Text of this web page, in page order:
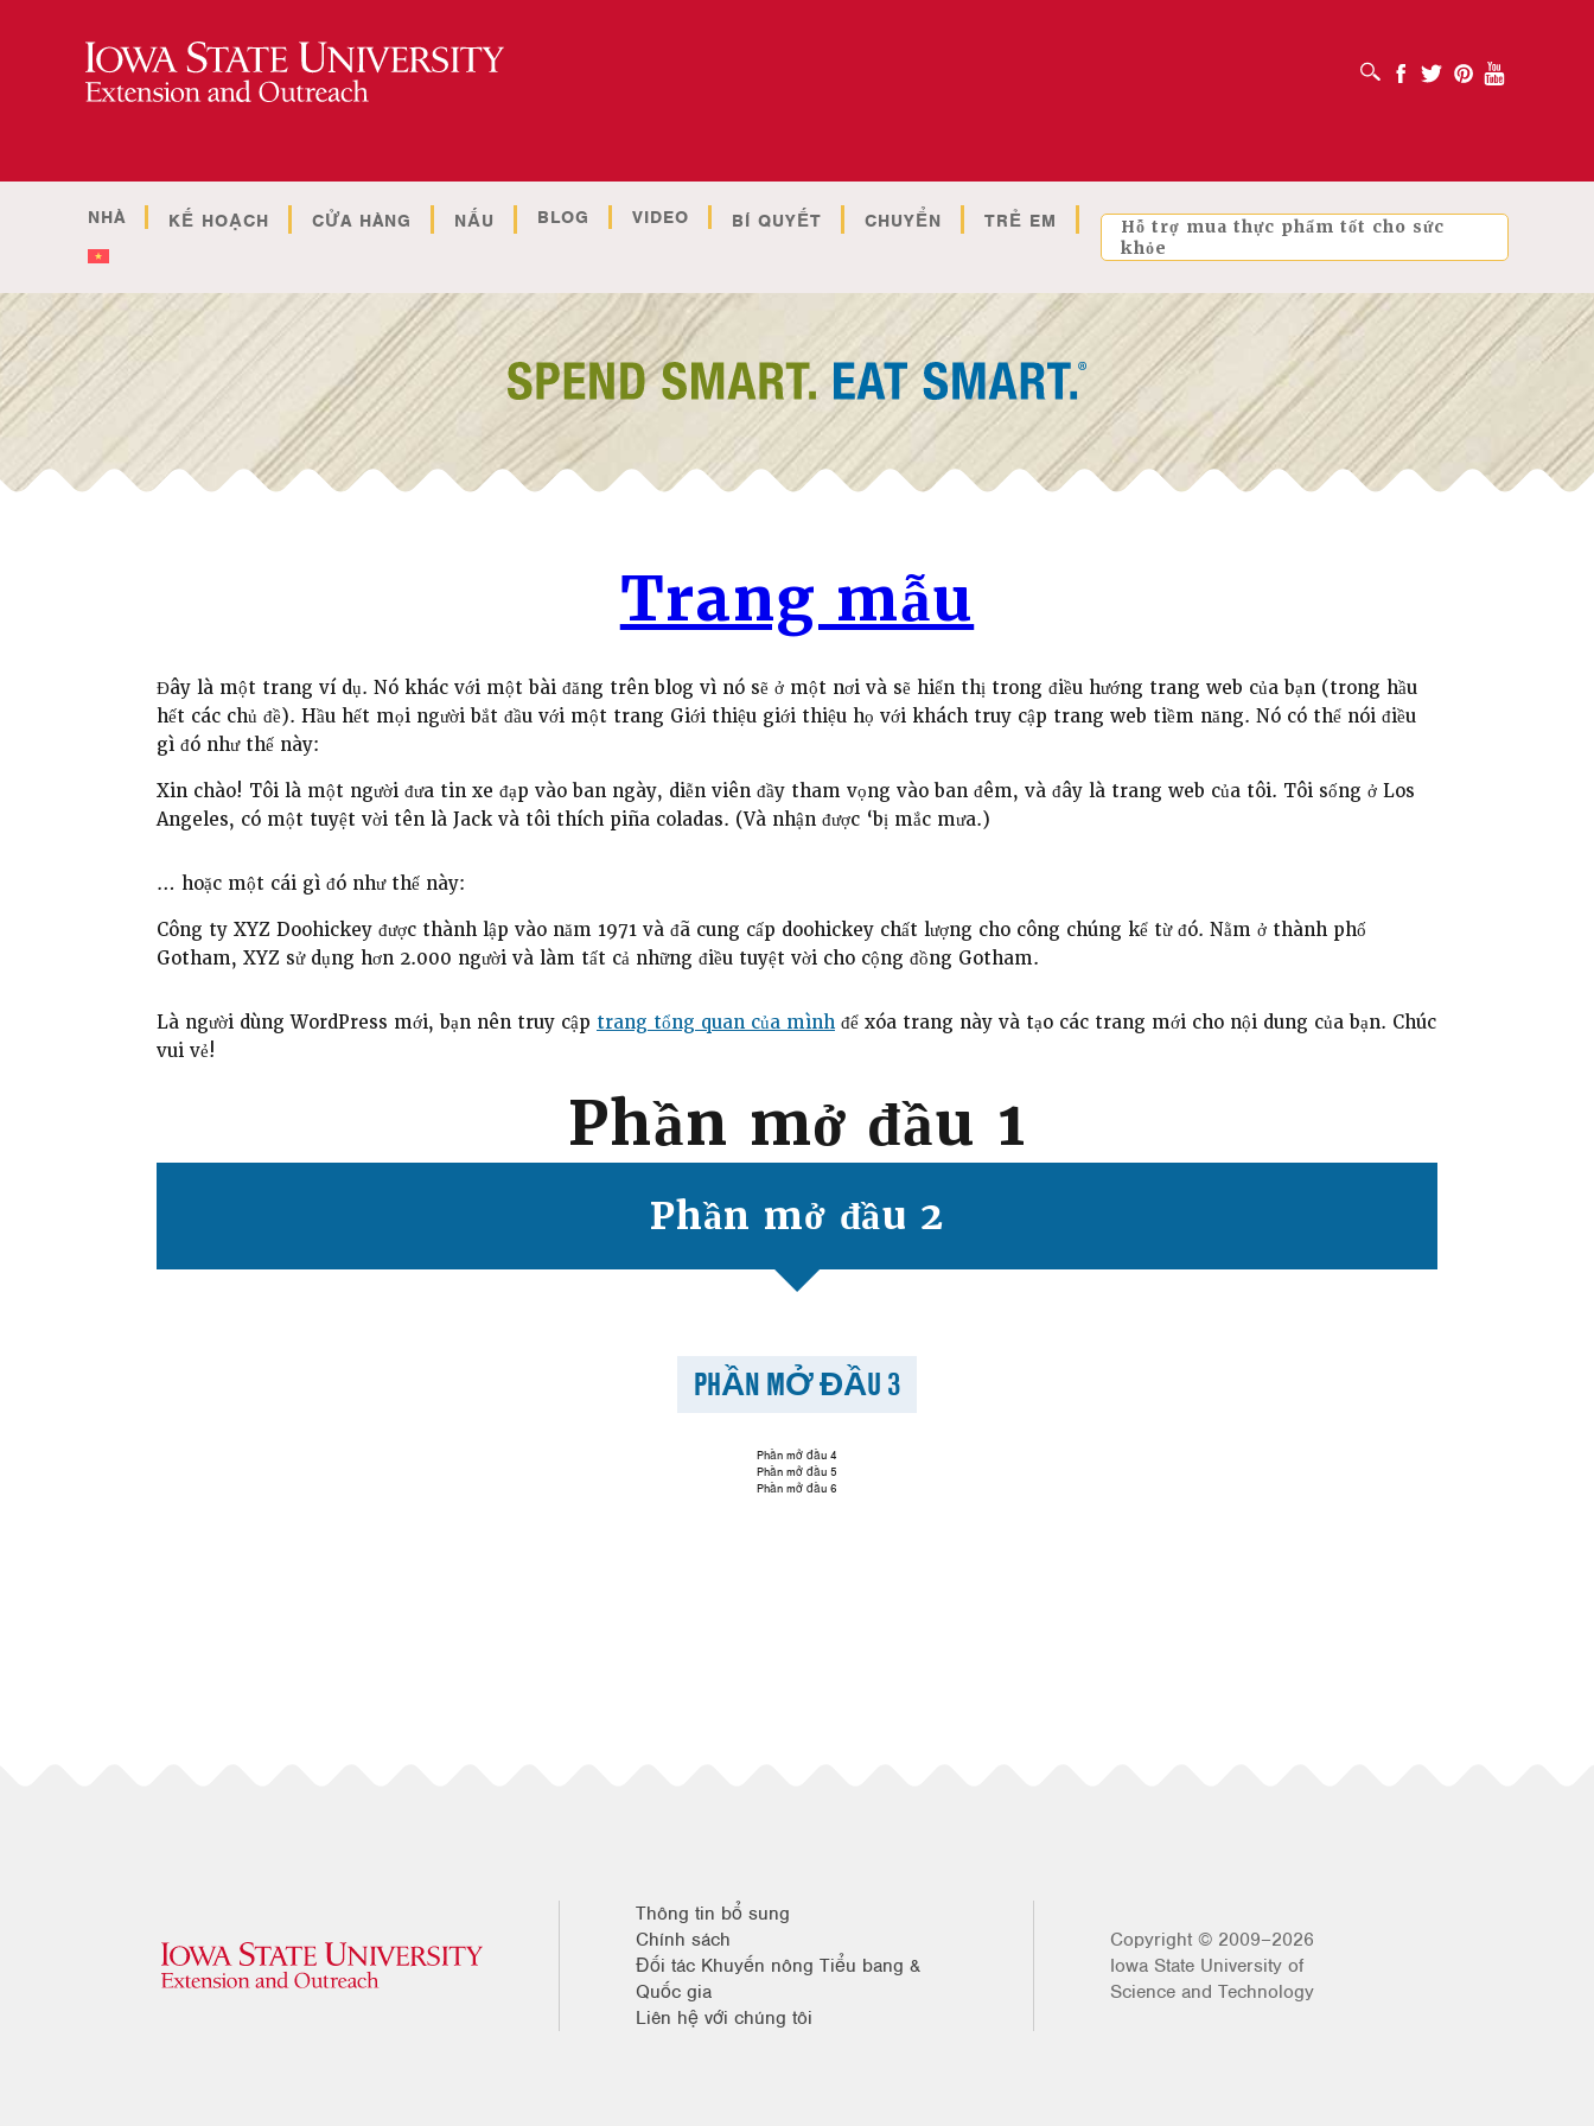
MỞ HỘP TÌM KIẾM Facebook
Twitter PinterestYoutube
NHÀ KẾ HOẠCH CỬA HÀNG NẤU BLOG VIDEO BÍ QUYẾT CHUYỂN TRẺ EM
Hỗ trợ mua thực phẩm tốt cho sức
khỏe
Trang mẫu
Đây là một trang ví dụ. Nó khác với một bài đăng trên blog vì nó sẽ ở một nơi và sẽ hiển thị trong điều hướng trang web của bạn (trong hầu
hết các chủ đề). Hầu hết mọi người bắt đầu với một trang Giới thiệu giới thiệu họ với khách truy cập trang web tiềm năng. Nó có thể nói điều
gì đó như thế này:
Xin chào! Tôi là một người đưa tin xe đạp vào ban ngày, diễn viên đầy tham vọng vào ban đêm, và đây là trang web của tôi. Tôi sống ở Los
Angeles, có một tuyệt vời tên là Jack và tôi thích piña coladas. (Và nhận được ‘bị mắc mưa.)
… hoặc một cái gì đó như thế này:
Công ty XYZ Doohickey được thành lập vào năm 1971 và đã cung cấp doohickey chất lượng cho công chúng kể từ đó. Nằm ở thành phố
Gotham, XYZ sử dụng hơn 2.000 người và làm tất cả những điều tuyệt vời cho cộng đồng Gotham.
Là người dùng WordPress mới, bạn nên truy cập trang tổng quan của mình để xóa trang này và tạo các trang mới cho nội dung của bạn. Chúc
vui vẻ!
Phần mở đầu 1
Phần mở đầu 2
PHẦN MỞ ĐẦU 3
Phần mở đầu 4
Phần mở đầu 5
Phần mở đầu 6
Thông tin bổ sung
Chính sách
Đối tác Khuyến nông Tiểu bang &
Quốc gia
Liên hệ với chúng tôi
Copyright © 2009–2026
Iowa State University of
Science and Technology